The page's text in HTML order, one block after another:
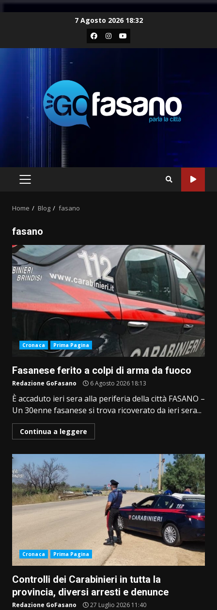
7 Agosto 2026 18:32
Facebook
Instagram
Youtube
PRIMARY
Home Blog fasano
fasano
Cronaca Prima Pagina
Fasanese ferito a colpi di arma da fuoco
Redazione GoFasano 6 Agosto 2026 18:13
È accaduto ieri sera alla periferia della città FASANO –
Un 30enne fasanese si trova ricoverato da ieri sera...
Continua a leggere
Cronaca Prima Pagina
Controlli dei Carabinieri in tutta la
provincia, diversi arresti e denunce
Redazione GoFasano 27 Luglio 2026 11:40